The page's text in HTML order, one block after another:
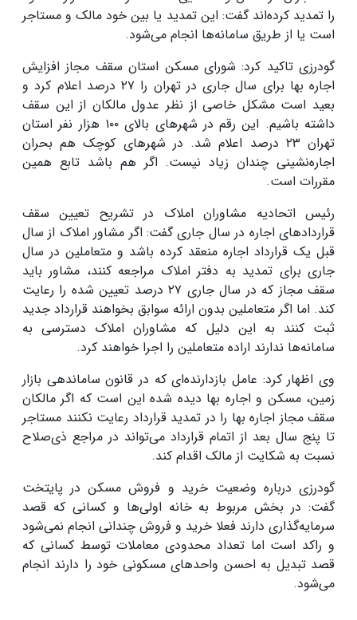
را تمدید کرده‌اند گفت: این تمدید یا بین خود مالک و مستاجر
است یا از طریق سامانه‌ها انجام می‌شود.
گودرزی تاکید کرد: شورای مسکن استان سقف مجاز افزایش
اجاره بها برای سال جاری در تهران را ۲۷ درصد اعلام کرد و
بعید است مشکل خاصی از نظر عدول مالکان از این سقف
داشته باشیم. این رقم در شهرهای بالای ۱۰۰ هزار نفر استان
تهران ۲۳ درصد اعلام شد. در شهرهای کوچک هم بحران
اجاره‌نشینی چندان زیاد نیست. اگر هم باشد تابع همین
مقررات است.
رئیس اتحادیه مشاوران املاک در تشریح تعیین سقف
قراردادهای اجاره در سال جاری گفت: اگر مشاور املاک از سال
قبل یک قرارداد اجاره منعقد کرده باشد و متعاملین در سال
جاری برای تمدید به دفتر املاک مراجعه کنند، مشاور باید
سقف مجاز که در سال جاری ۲۷ درصد تعیین شده را رعایت
کند. اما اگر متعاملین بدون ارائه سوابق بخواهند قرارداد جدید
ثبت کنند به این دلیل که مشاوران املاک دسترسی به
سامانه‌ها ندارند اراده متعاملین را اجرا خواهند کرد.
وی اظهار کرد: عامل بازدارنده‌ای که در قانون ساماندهی بازار
زمین، مسکن و اجاره بها دیده شده این است که اگر مالکان
سقف مجاز اجاره بها را در تمدید قرارداد رعایت نکنند مستاجر
تا پنج سال بعد از اتمام قرارداد می‌تواند در مراجع ذی‌صلاح
نسبت به شکایت از مالک اقدام کند.
گودرزی درباره وضعیت خرید و فروش مسکن در پایتخت
گفت: در بخش مربوط به خانه اولی‌ها و کسانی که قصد
سرمایه‌گذاری دارند فعلا خرید و فروش چندانی انجام نمی‌شود
و راکد است اما تعداد محدودی معاملات توسط کسانی که
قصد تبدیل به احسن واحدهای مسکونی خود را دارند انجام
می‌شود.